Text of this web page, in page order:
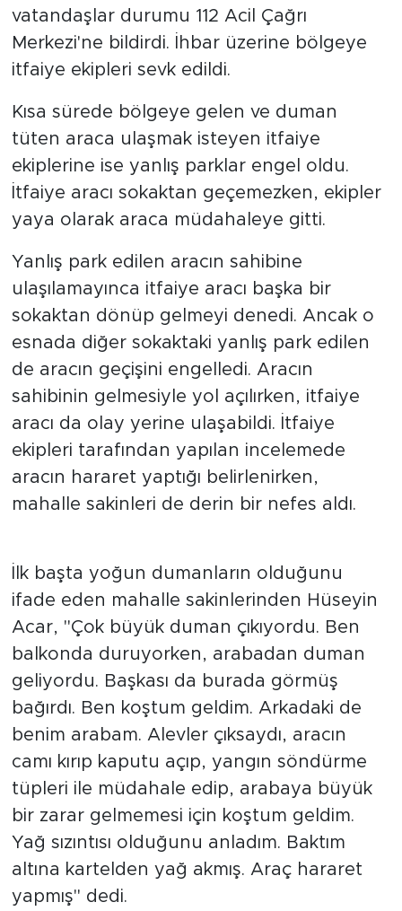
vatandaşlar durumu 112 Acil Çağrı
Merkezi'ne bildirdi. İhbar üzerine bölgeye
itfaiye ekipleri sevk edildi.
Kısa sürede bölgeye gelen ve duman
tüten araca ulaşmak isteyen itfaiye
ekiplerine ise yanlış parklar engel oldu.
İtfaiye aracı sokaktan geçemezken, ekipler
yaya olarak araca müdahaleye gitti.
Yanlış park edilen aracın sahibine
ulaşılamayınca itfaiye aracı başka bir
sokaktan dönüp gelmeyi denedi. Ancak o
esnada diğer sokaktaki yanlış park edilen
de aracın geçişini engelledi. Aracın
sahibinin gelmesiyle yol açılırken, itfaiye
aracı da olay yerine ulaşabildi. İtfaiye
ekipleri tarafından yapılan incelemede
aracın hararet yaptığı belirlenirken,
mahalle sakinleri de derin bir nefes aldı.
İlk başta yoğun dumanların olduğunu
ifade eden mahalle sakinlerinden Hüseyin
Acar, "Çok büyük duman çıkıyordu. Ben
balkonda duruyorken, arabadan duman
geliyordu. Başkası da burada görmüş
bağırdı. Ben koştum geldim. Arkadaki de
benim arabam. Alevler çıksaydı, aracın
camı kırıp kaputu açıp, yangın söndürme
tüpleri ile müdahale edip, arabaya büyük
bir zarar gelmemesi için koştum geldim.
Yağ sızıntısı olduğunu anladım. Baktım
altına kartelden yağ akmış. Araç hararet
yapmış" dedi.